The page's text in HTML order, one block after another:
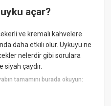
açar?
ve kremalı kahvelere
daha etkili olur. Uykuyu ne
nelerdir gibi sorulara
siyah çaydır.
tamamını burada okuyun: